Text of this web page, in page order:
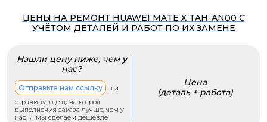
ЦЕНЫ НА РЕМОНТ HUAWEI MATE X TAH-AN00 С
УЧЁТОМ ДЕТАЛЕЙ И РАБОТ ПО ИХ ЗАМЕНЕ
Нашли цену ниже, чем у
нас?
Отправьте нам ссылку
на
страницу, где цена и срок
выполнения заказа лучше, чем у
нас, и мы сделаем дешевле
Цена
(деталь + работа)